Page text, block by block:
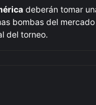
deberán tomar
bombas del
del torneo.